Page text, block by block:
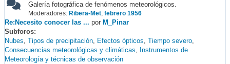
Galería fotográfica de fenómenos meteorológicos.
Moderadores: Ribera-Met, febrero 1956
Re:Necesito conocer las ... por M_Pinar
Subforos
Nubes Tipos de precipitación Efectos ópticos Tiempo severo
Consecuencias meteorológicas y climáticas
Instrumentos de
Meteorología y técnicas de observación